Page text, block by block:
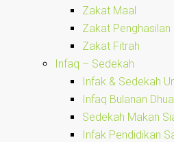
Zakat Maal
Zakat Penghasilan
Zakat Fitrah
Infaq – Sedekah
Infak & Sedekah
Infaq Bulanan
Sedekah Makan
Infak Pendidikan